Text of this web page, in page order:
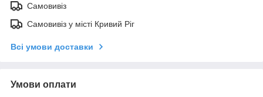
Самовивіз
Самовивіз у місті Кривий Ріг
Всі умови доставки
Умови оплати